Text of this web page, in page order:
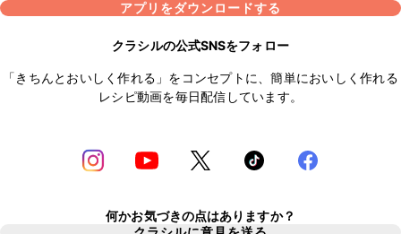
アプリをダウンロードする
クラシルの公式SNSをフォロー
「きちんとおいしく作れる」をコンセプトに、簡単においしく作れる
レシピ動画を毎日配信しています。
何かお気づきの点はありますか？